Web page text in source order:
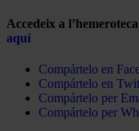
Accedeix a
aquí
Compártelo en
Compártelo en
Compártelo per
Compártelo per